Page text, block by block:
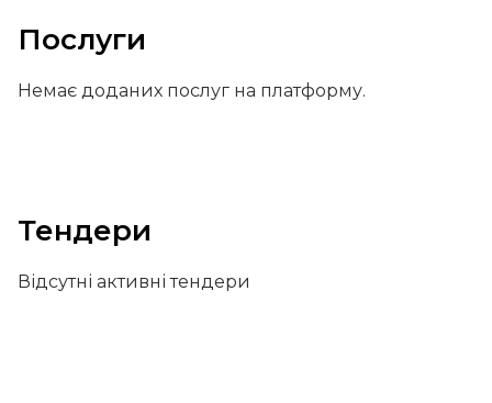
Послуги
Немає доданих послуг на платформу.
Тендери
Відсутні активні тендери